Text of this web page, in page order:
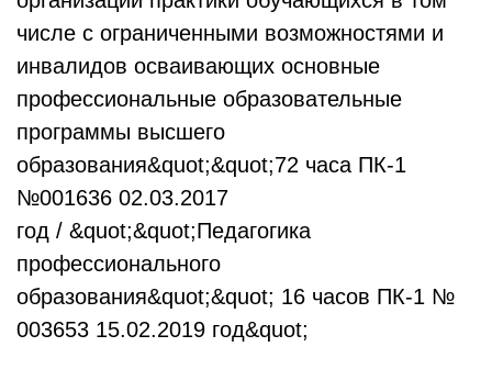
числе с ограниченными возможностями и
инвалидов осваивающих основные
профессиональные образовательные
программы высшего
образования&quot;&quot;72 часа ПК-1
№001636 02.03.2017
год / &quot;&quot;Педагогика
профессионального
образования&quot;&quot; 16 часов ПК-1 №
003653 15.02.2019 год&quot;